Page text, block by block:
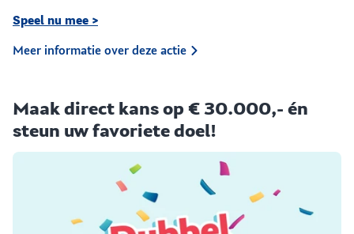
Speel nu mee >
Meer informatie over deze actie
Maak direct kans op € 30.000,- én
steun uw favoriete doel!